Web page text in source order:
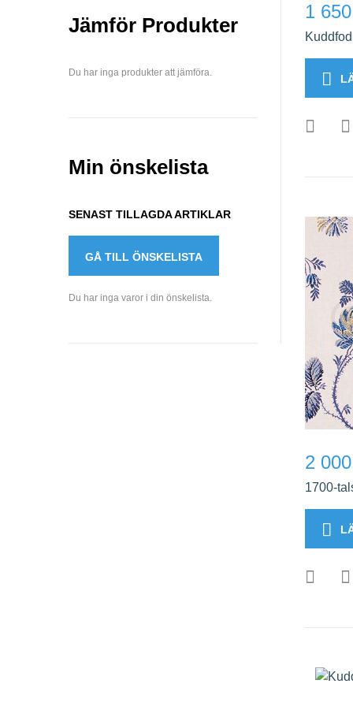
1
2
1700-
Jämför Produkter
Du har inga produkter att jämföra.
Min önskelista
SENAST TILLAGDA ARTIKLAR
GÅ TILL ÖNSKELISTA
Du har inga varor i din önskelista.